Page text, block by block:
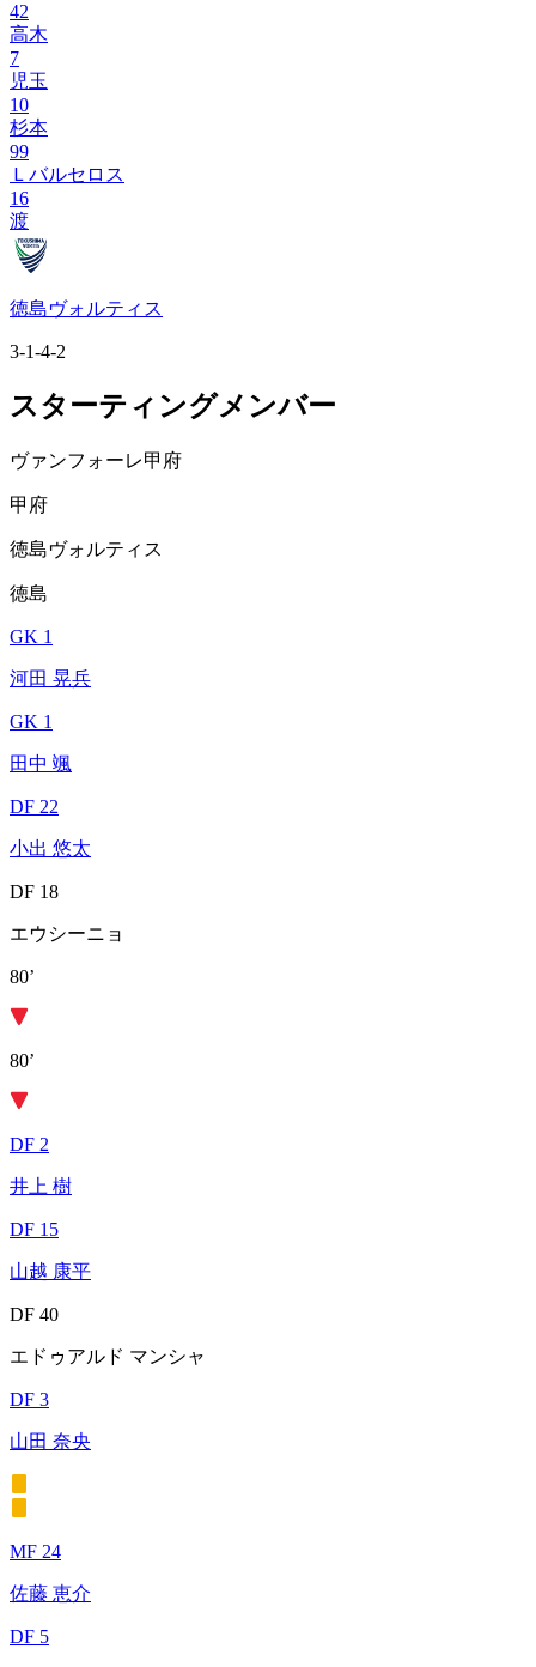
42
高木
7
児玉
10
杉本
99
Ｌバルセロス
16
渡
徳島ヴォルティス
3-1-4-2
スターティングメンバー
ヴァンフォーレ甲府
甲府
徳島ヴォルティス
徳島
GK 1
河田 晃兵
GK 1
田中 颯
DF 22
小出 悠太
DF 18
エウシーニョ
80’
80’
DF 2
井上 樹
DF 15
山越 康平
DF 40
エドゥアルド マンシャ
DF 3
山田 奈央
MF 24
佐藤 恵介
DF 5